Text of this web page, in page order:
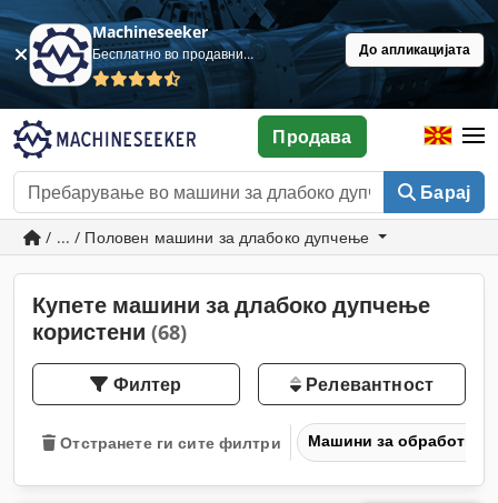
Machineseeker
Бесплатно во продавница До апликацијата
Барај
Продава
/ ... / Половен машини за длабоко дупчење
Купете машини за длабоко дупчење
користени (68)
Филтер Релевантност
Отстранете ги сите филтри Машини за обработка